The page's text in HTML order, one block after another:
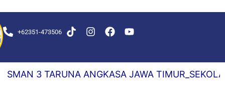
+62351-473506
TARUNA ANGKASA JAWA TIMUR_SEKOLAH